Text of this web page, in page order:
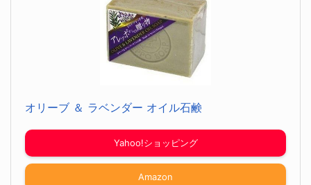
オリーブ ＆ ラベンダー オイル石鹸
Yahoo!ショッピング
Amazon